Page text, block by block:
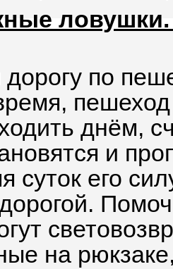
по
днём,
и
суток его
на